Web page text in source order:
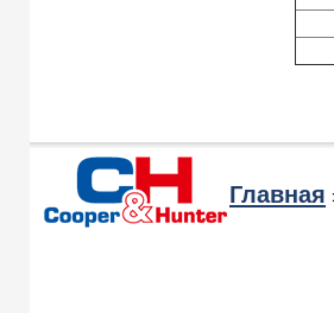
Главная